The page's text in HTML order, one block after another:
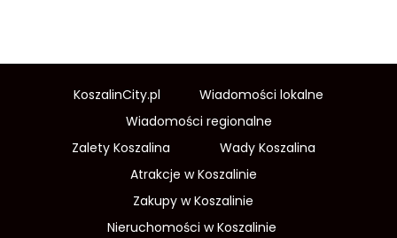
KoszalinCity.pl
Wiadomości lokalne
Wiadomości regionalne
Zalety Koszalina
Wady Koszalina
Atrakcje w Koszalinie
Zakupy w Koszalinie
Nieruchomości w Koszalinie